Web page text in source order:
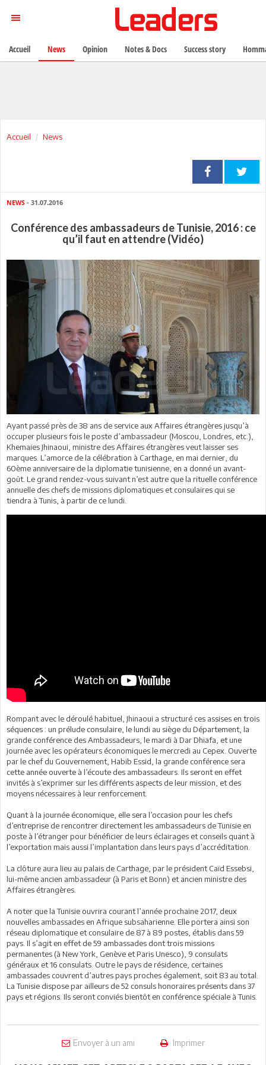
Accueil News
NEWS - 31.07.2016
Conférence des ambassadeurs de Tunisie, 2016 : ce
qu’il faut en attendre (Vidéo)
Ayant passé près de 38 ans de service aux Affaires étrangères jusqu’à
occuper plusieurs fois le poste d’ambassadeur (Moscou, Londres, etc.),
Khemaies Jhinaoui, ministre des Affaires étrangères veut laisser ses
marques. L’amorce de la célébration à Carthage, en mai dernier, du
60ème anniversaire de la diplomatie tunisienne, en a donné un avant-
goût. Le grand rendez-vous suivant n’est autre que la rituelle conférence
annuelle des chefs de missions diplomatiques et consulaires qui se
tiendra à Tunis, à partir de ce lundi.
Rompant avec le déroulé habituel, Jhinaoui a structuré ces assises en trois
séquences : un prélude consulaire, le lundi au siège du Département, la
grande conférence des Ambassadeurs, le mardi à Dar Dhiafa, et une
journée avec les opérateurs économiques le mercredi au Cepex. Ouverte
par le chef du Gouvernement, Habib Essid, la grande conférence sera
cette année ouverte à l’écoute des ambassadeurs. Ils seront en effet
invités à s’exprimer sur les différents aspects de leur mission, et des
moyens nécessaires à leur renforcement.
Quant à la journée économique, elle sera l’occasion pour les chefs
d’entreprise de rencontrer directement les ambassadeurs de Tunisie en
poste à l’étranger pour bénéficier de leurs éclairages et conseils quant à
l’exportation mais aussi l’implantation dans leurs pays d’accréditation.
La clôture aura lieu au palais de Carthage, par le président Caïd Essebsi,
lui-même ancien ambassadeur (à Paris et Bonn) et ancien ministre des
Affaires étrangères.
A noter que la Tunisie ouvrira courant l’année prochaine 2017, deux
nouvelles ambassades en Afrique subsaharienne. Elle portera ainsi son
réseau diplomatique et consulaire de 87 à 89 postes, établis dans 59
pays. Il s’agit en effet de 59 ambassades dont trois missions
permanentes (à New York, Genève et Paris Unesco), 9 consulats
généraux et 16 consulats. Outre le pays de résidence, certaines
ambassades couvrent d’autres pays proches également, soit 83 au total.
La Tunisie dispose par ailleurs de 52 consuls honoraires présents dans 37
pays et régions. Ils seront conviés bientôt en conférence spéciale à Tunis.
Envoyer à un ami Imprimer
Accueil News Opinion Notes & Docs Success story